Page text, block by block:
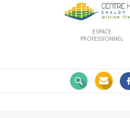
ESPACE
PROFESSIONNEL